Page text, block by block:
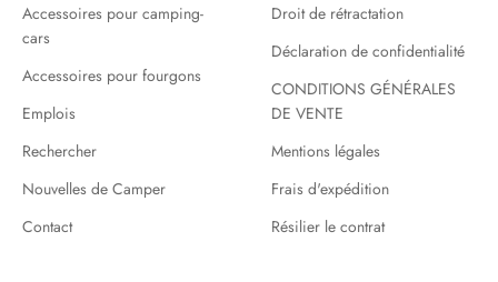
Accessoires pour camping-
cars
Accessoires pour fourgons
Emplois
Rechercher
Nouvelles de Camper
Contact
Droit de rétractation
Déclaration de confidentialité
CONDITIONS GÉNÉRALES
DE VENTE
Mentions légales
Frais d'expédition
Résilier le contrat